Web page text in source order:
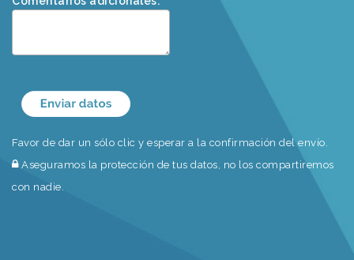
Favor de dar un sólo clic y esperar a la confirmación del envío.
Aseguramos la protección de tus datos, no los compartiremos
con nadie.